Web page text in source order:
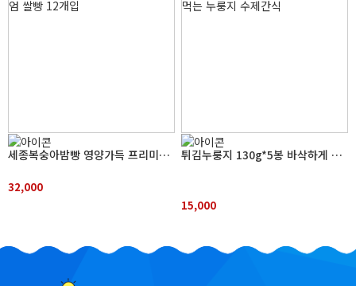
세종복숭아밤빵 영양가득 프리미엄 쌀빵 12개입
32,000
튀김누룽지 130g*5봉 바삭하게 먹는 누룽지 수제간식
15,000